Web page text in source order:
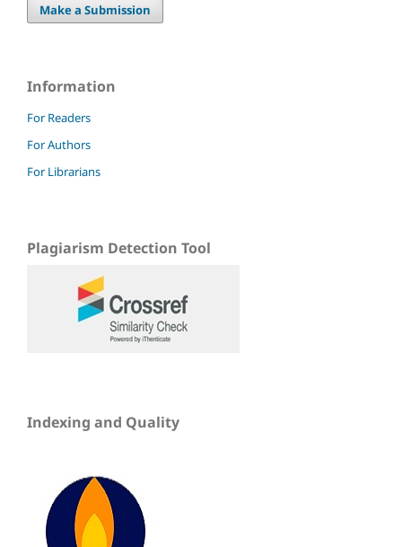
Make a Submission
Information
For Readers
For Authors
For Librarians
Plagiarism Detection Tool
Indexing and Quality